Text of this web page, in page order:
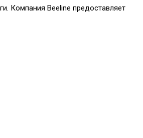
Компания Beeline предоставляет